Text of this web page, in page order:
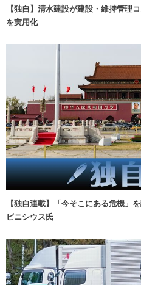
【独自】清水建設が建設・維持管理
を実用化
【独自連載】「今そこにある危機」
ビニシウス氏